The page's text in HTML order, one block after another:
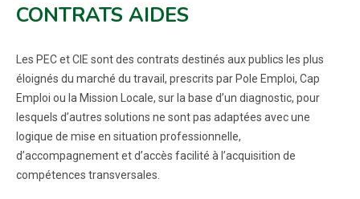
CONTRATS AIDES
Les PEC et CIE sont des contrats destinés aux publics les plus
éloignés du marché du travail, prescrits par Pole Emploi, Cap
Emploi ou la Mission Locale, sur la base d’un diagnostic, pour
lesquels d’autres solutions ne sont pas adaptées avec une
logique de mise en situation professionnelle,
d’accompagnement et d’accès facilité à l’acquisition de
compétences transversales.